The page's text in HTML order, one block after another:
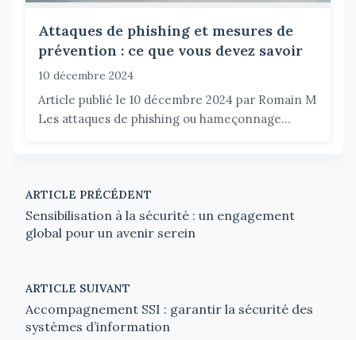
Attaques de phishing et mesures de
prévention : ce que vous devez savoir
10 décembre 2024
Article publié le 10 décembre 2024 par Romain M
Les attaques de phishing ou hameçonnage...
ARTICLE PRÉCÉDENT
Sensibilisation à la sécurité : un engagement
global pour un avenir serein
ARTICLE SUIVANT
Accompagnement SSI : garantir la sécurité des
systèmes d’information